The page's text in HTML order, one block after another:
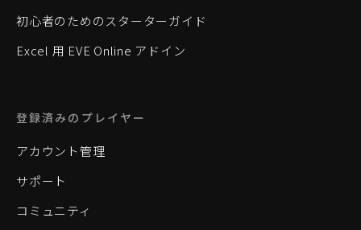
初心者のためのスターターガイド
Excel 用 EVE Online アドイン
登録済みのプレイヤー
アカウント管理
サポート
コミュニティ